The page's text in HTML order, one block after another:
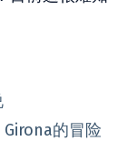
Girona的冒险